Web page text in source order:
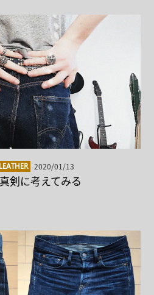
LEATHER 2020/01/13
剣に考えてみる